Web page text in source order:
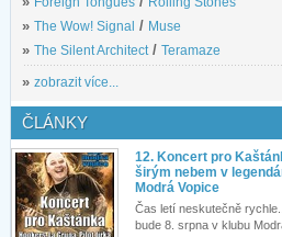
» The Wow! Signal / Muse
» The Silent Architect/ Teramaze
» zobrazit více...
ČLÁNKY
12. Koncert pro
širým nebem v
Modrá Vopice
Čas letí neskutečně
bude 8. srpna v klubu